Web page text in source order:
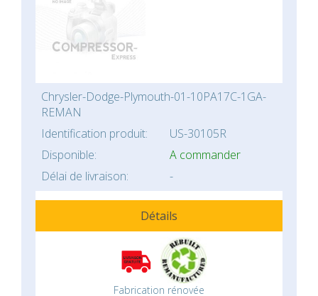
Chrysler-Dodge-Plymouth-01-10PA17C-1GA-
REMAN
Identification produit:
US-30105R
Disponible:
A commander
Délai de livraison:
-
Détails
Fabrication rénovée